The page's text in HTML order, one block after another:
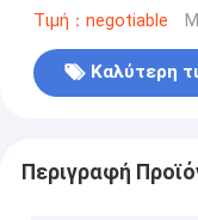
χρώμα
Τιμή：negotiable
Καλύτερη
Περιγραφή